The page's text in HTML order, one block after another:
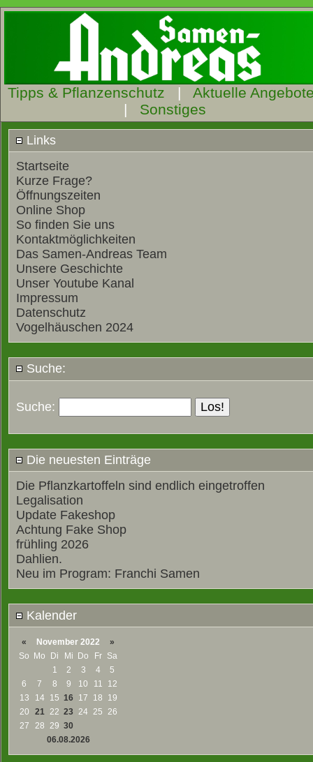
Tipps & Pflanzenschutz | Aktuelle
| Sonstiges
Links
Startseite
Kurze Frage?
Öffnungszeiten
Online Shop
So finden Sie uns
Kontaktmöglichkeiten
Das Samen-Andreas Team
Unsere Geschichte
Unser Youtube Kanal
Impressum
Datenschutz
Vogelhäuschen 2024
Suche:
Suche:
Die neuesten Einträge
Die Pflanzkartoffeln sind endlich eingetroffen
Legalisation
Update Fakeshop
Achtung Fake Shop
frühling 2026
Dahlien.
Neu im Program: Franchi Samen
Kalender
« November 2022
»
So Mo Di Mi Do Fr
Sa
1
2 3 4
5
6
7 8 9 10 11
12
13
14 15 16 17 18
19
20
21 22 23 24 25 26
27
28 29 30
06.08.2026